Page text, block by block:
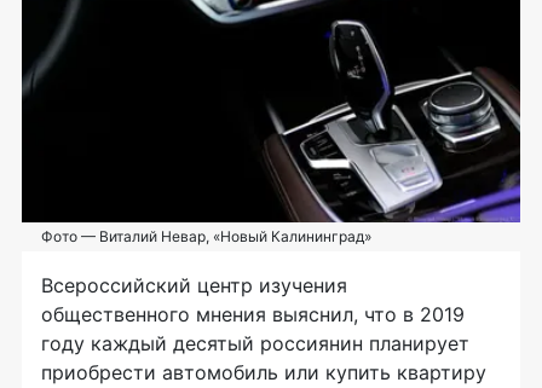
Фото — Виталий Невар, «Новый Калининград»
Всероссийский центр изучения
общественного мнения выяснил, что в 2019
году каждый десятый россиянин планирует
приобрести автомобиль или купить квартиру